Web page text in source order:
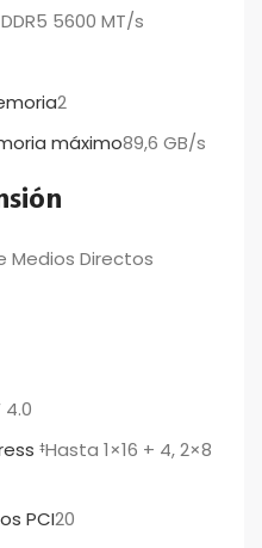
5600 MT/s
2
máximo89,6 GB/s
Medios Directos
4.0
‡Hasta 1×16 + 4, 2×8
PCI20